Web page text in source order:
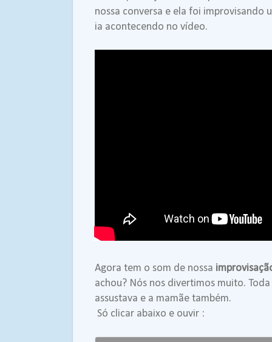
nossa conversa e ela foi improvisando
ia acontecendo no vídeo.
Agora tem o som de nossa
achou? Nós nos divertimos muito.
assustava e a mamãe também.
Só clicar abaixo e ouvir :